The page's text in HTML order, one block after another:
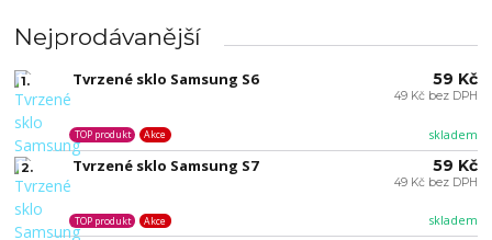
Nejprodávanější
1. Tvrzené sklo Samsung S6
skladem
TOP produkt Akce
59 Kč
49 Kč bez DPH
2. Tvrzené sklo Samsung S7
skladem
TOP produkt Akce
59 Kč
49 Kč bez DPH